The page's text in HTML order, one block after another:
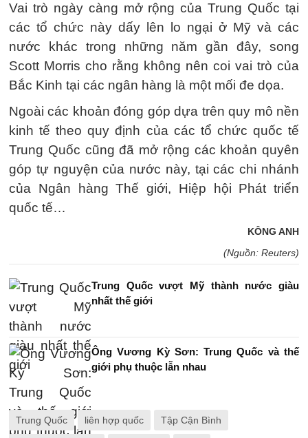
Vai trò ngày càng mở rộng của Trung Quốc tại
các tổ chức này dấy lên lo ngại ở Mỹ và các
nước khác trong những năm gần đây, song
Scott Morris cho rằng không nên coi vai trò của
Bắc Kinh tại các ngân hàng là một mối đe dọa.
Ngoài các khoản đóng góp dựa trên quy mô nền
kinh tế theo quy định của các tổ chức quốc tế
Trung Quốc cũng đã mở rộng các khoản quyên
góp tự nguyện của nước này, tại các chi nhánh
của Ngân hàng Thế giới, Hiệp hội Phát triển
quốc tế…
KÔNG ANH
(Nguồn: Reuters)
Trung Quốc vượt Mỹ thành nước giàu
nhất thế giới
Ông Vương Kỳ Sơn: Trung Quốc và thế
giới phụ thuộc lẫn nhau
Trung Quốc liên hợp quốc Tập Cận Bình